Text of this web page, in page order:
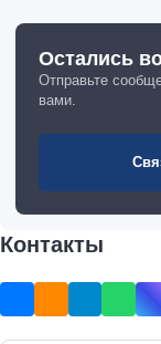
Остались
Отправьте
вами.
Контакты